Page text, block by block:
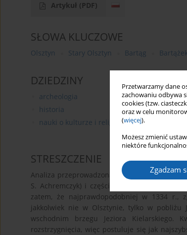
Przetwarzamy dane
zachowaniu odbywa
cookies (tzw.
oraz w celu
(więcej).
Możesz zmienić
niektóre
Zgadzam
Artykuł (PDF)
SŁOWA KLUCZOWE
Olsztyn Stary Olsztyn Bartąg
DZIEDZINY
archeologia
historia
nauki o kulturze i religii
STRESZCZENIE
Analiza przeprowadzona w artykule pozwala
S. Achremczyk) i częściowo powrócić do
zatem, że najprawdopodobniej w 1334 r.,
jakkolwiek nie w Olsztynie, tylko w pobliżu
wschodnim brzegu Jeziora Kielarskiego.
rozstrzygnięcia, więc postuluje się jak